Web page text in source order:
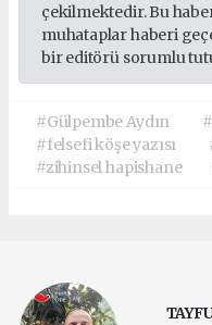
çekilmektedir. Bu
muhataplar haberi
bir editörü sorumlu
#Gülpembe Aydın
#felsefi köşe yazısı
#zihinsel hapishane